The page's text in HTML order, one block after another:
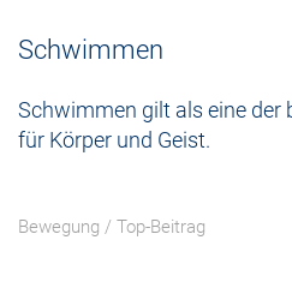
Schwimmen
Schwimmen gilt als eine der
für Körper und Geist.
Bewegung / Top-Beitrag